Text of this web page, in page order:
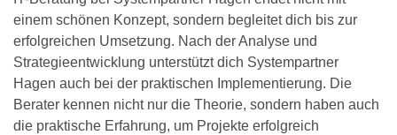
einem schönen Konzept, sondern begleitet dich bis zur
erfolgreichen Umsetzung. Nach der Analyse und
Strategieentwicklung unterstützt dich Systempartner
Hagen auch bei der praktischen Implementierung. Die
Berater kennen nicht nur die Theorie, sondern haben auch
die praktische Erfahrung, um Projekte erfolgreich